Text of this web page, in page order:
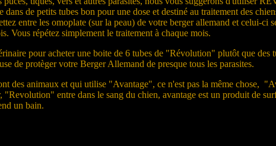
dans de petits tubes bon pour une dose et destiné au traitement des
entre les omoplate (sur la peau) de votre berger allemand et celui-ci
Vous répétez simplement le traitement à chaque mois.
pour acheter une boite de 6 tubes de "Révolution" plutôt que des
de protèger votre Berger Allemand de presque tous les parasites.
des animaux et qui utilise "Avantage", ce n'est pas la même chose,
"Revolution" entre dans le sang du chien, avantage est un produit de
un bain.